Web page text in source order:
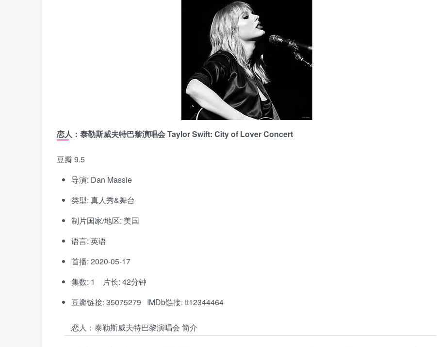
恋人：泰勒斯威夫特巴黎演唱会 Taylor Swift: City of Lover Concert
豆瓣 9.5
导演: Dan Massie
类型: 真人秀&舞台
制片国家/地区: 美国
语言: 英语
首播: 2020-05-17
集数: 1 片长: 42分钟
豆瓣链接: 35075279 IMDb链接: tt12344464
恋人：泰勒斯威夫特巴黎演唱会 简介